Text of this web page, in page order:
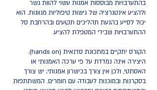
בהתערבויות מבוססות אמנות עשוי להוות גשר
ולהציע אינטגרציה של גישות טיפוליות מגוונות. הוא
יכול לסייע בהנעת תהליכים תקועים ובהרחבת סל
ההתערבויות שבידי המטפלת להציע.
הקורס יתקיים במתכונת סדנאית (hands on).
היצירה אינה נמדדת על פי ערכה האמנותי או
האסתטי, ולכן אין צורך בכישרון אמנותי; יש צורך
בסקרנות ובמוכנות לעבודה עם חומרים. המשתתפות